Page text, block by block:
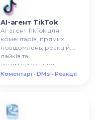
AI-агент TikTok
AI-агент TikTok для
коментарів, прямих
повідомлень, реакцій,
лайків та
автоматизованої
комунікації в TikTok.
Коментарі · DMs · Реакції